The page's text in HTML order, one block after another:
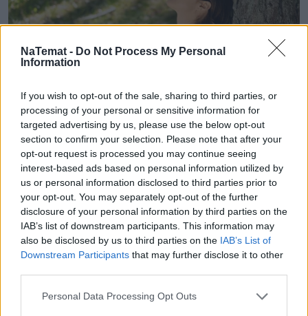
NaTemat - Do Not Process My Personal
Information
If you wish to opt-out of the sale, sharing to third parties, or
processing of your personal or sensitive information for
targeted advertising by us, please use the below opt-out
section to confirm your selection. Please note that after your
opt-out request is processed you may continue seeing
interest-based ads based on personal information utilized by
us or personal information disclosed to third parties prior to
your opt-out. You may separately opt-out of the further
disclosure of your personal information by third parties on the
IAB’s list of downstream participants. This information may
also be disclosed by us to third parties on the IAB’s List of
Downstream Participants that may further disclose it to other
Personal Data Processing Opt Outs
Skóra po wakacjach woła o
regenerację. 5 kroków, które zwrócą jej
blask i komfort
Lato rozpieszcza ciepłymi dniami, długimi
wieczorami i wakacyjnymi wyjazdami, ale nasza
skóra ma na ten temat zupełnie inne zdanie.
Złocista opalenizna dodaje jej uroku, ale tygodnie
spędzone na słońcu, w klimatyzowanych
pomieszczeniach, w słonej wodzie czy w podróży